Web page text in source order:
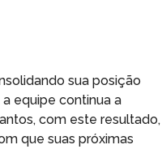
sua posição
equipe continua a
com este resultado,
que suas próximas